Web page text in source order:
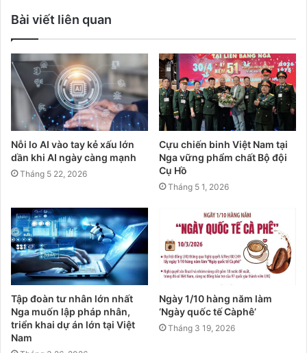
Bài viết liên quan
Nỗi lo AI vào tay kẻ xấu lớn
dần khi AI ngày càng mạnh
Tháng 5 22, 2026
Cựu chiến binh Việt Nam tại
Nga vững phẩm chất Bộ đội
Cụ Hồ
Tháng 5 1, 2026
Tập đoàn tư nhân lớn nhất
Nga muốn lập pháp nhân,
triển khai dự án lớn tại Việt
Nam
Ngày 1/10 hàng năm làm
‘Ngày quốc tế Càphê’
Tháng 3 19, 2026